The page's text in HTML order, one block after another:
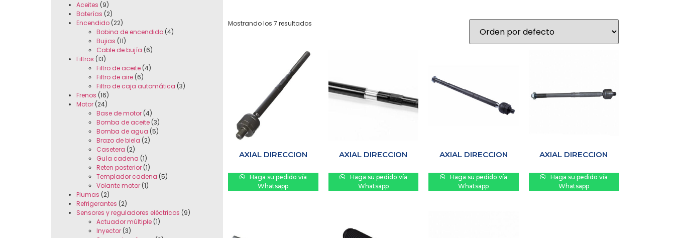
Aceites (9)
Baterías (2)
Encendido (22)
Bobina de encendido (4)
Bujias (11)
Cable de bujía (6)
Filtros (13)
Filtro de aceite (4)
Filtro de aire (6)
Filtro de caja automática (3)
Frenos (16)
Motor (24)
Base de motor (4)
Bomba de aceite (3)
Bomba de agua (5)
Brazo de biela (2)
Casetera (2)
Guía cadena (1)
Reten posterior (1)
Templador cadena (5)
Volante motor (1)
Plumas (2)
Refrigerantes (2)
Sensores y reguladores eléctricos (9)
Actuador múltiple (1)
Inyector (3)
Mostrando los 7 resultados
AXIAL DIRECCION
Haga su pedido vía
Whatsapp
AXIAL DIRECCION
Haga su pedido vía
Whatsapp
AXIAL DIRECCION
Haga su pedido vía
Whatsapp
AXIAL DIRECCION
Haga su pedido vía
Whatsapp